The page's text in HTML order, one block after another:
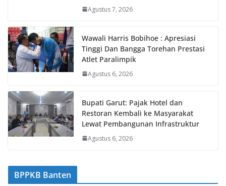
Agustus 7, 2026
Wawali Harris Bobihoe : Apresiasi
Tinggi Dan Bangga Torehan Prestasi
Atlet Paralimpik
Agustus 6, 2026
Bupati Garut: Pajak Hotel dan
Restoran Kembali ke Masyarakat
Lewat Pembangunan Infrastruktur
Agustus 6, 2026
BPPKB Banten